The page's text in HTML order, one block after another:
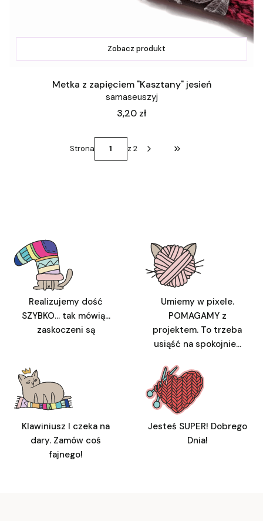
Zobacz produkt
Metka z zapięciem "Kasztany" jesień
samaseuszyj
Cena
3,20 zł
Strona z 2 Przejdź do ostatniej
Realizujemy dość
SZYBKO... tak mówią...
zaskoczeni są
Umiemy w pixele.
POMAGAMY z
projektem. To trzeba
usiąść na spokojnie...
Klawiniusz I czeka na
dary. Zamów coś
fajnego!
Jesteś SUPER! Dobrego
Dnia!